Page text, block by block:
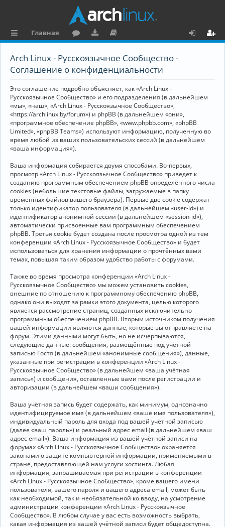
ы
к
и
Главная
ру
ру
и
ку
е
н
та
ц
я
Arch Linux - Русскоязычное Сообщество -
Соглашение о конфиденциальности
Это соглашение подробно объясняет, как «Arch Linux -
Русскоязычное Сообщество» и его подразделения (в дальнейшем
«мы», «наш», «Arch Linux - Русскоязычное Сообщество»,
«https://archlinux.by/forum») и phpBB (в дальнейшем «они»,
«программное обеспечение phpBB», «www.phpbb.com», «phpBB
Limited», «phpBB Teams») используют информацию, полученную во
время любой из ваших пользовательских сессий (в дальнейшем
«ваша информация»).
Ваша информация собирается двумя способами. Во-первых,
просмотр «Arch Linux - Русскоязычное Сообщество» приведёт к
созданию программным обеспечением phpBB определённого числа
cookies (небольшие текстовые файлы, загружаемые в папку
временных файлов вашего браузера). Первые две cookie содержат
только идентификатор пользователя (в дальнейшем «user-id») и
идентификатор анонимной сессии (в дальнейшем «session-id»),
автоматически присвоенные вам программным обеспечением
phpBB. Третья cookie будет создана после просмотра одной из тем
конференции «Arch Linux - Русскоязычное Сообщество» и будет
использоваться для хранения информации о прочтённых вами
темах, повышая таким образом удобство работы с форумами.
Также во время просмотра конференции «Arch Linux -
Русскоязычное Сообщество» мы можем установить cookies,
внешние по отношению к программному обеспечению phpBB,
однако они выходят за рамки этого документа, целью которого
является рассмотрение страниц, созданных исключительно
программным обеспечением phpBB. Вторым источником получения
вашей информации являются данные, которые вы отправляете на
форум. Этими данными могут быть, но не исчерпываются,
следующие данные: сообщения, размещённые под учётной
записью Гостя (в дальнейшем «анонимные сообщения»), данные,
указанные при регистрации в конференции «Arch Linux -
Русскоязычное Сообщество» (в дальнейшем «ваша учётная
запись») и сообщения, оставленные вами после регистрации и
авторизации (в дальнейшем «ваши сообщения»).
Ваша учётная запись будет содержать, как минимум, однозначно
идентифицируемое имя (в дальнейшем «ваше имя пользователя»),
индивидуальный пароль для входа под вашей учётной записью
(далее «ваш пароль») и реальный адрес email (в дальнейшем «ваш
адрес email»). Ваша информация из вашей учётной записи на
форумах «Arch Linux - Русскоязычное Сообщество» охраняется
законами о защите компьютерной информации, применяемыми в
стране, предоставляющей нам услуги хостинга. Любая
информация, запрашиваемая при регистрации в конференции
«Arch Linux - Русскоязычное Сообщество», кроме вашего имени
пользователя, вашего пароля и вашего адреса email, может быть
как необходимой, так и необязательной ко вводу, на усмотрение
администрации конференции «Arch Linux - Русскоязычное
Сообщество». В любом случае у вас есть возможность выбрать,
какая информация из вашей учётной записи будет общедоступна.